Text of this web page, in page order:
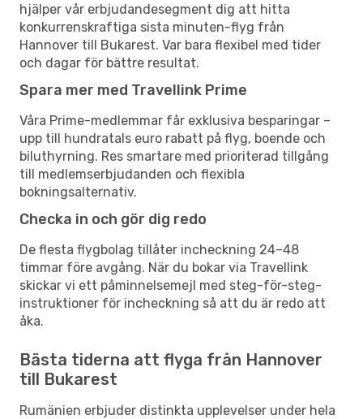
hjälper vår erbjudandesegment dig att hitta
konkurrenskraftiga sista minuten-flyg från
Hannover till Bukarest. Var bara flexibel med tider
och dagar för bättre resultat.
Spara mer med Travellink Prime
Våra Prime-medlemmar får exklusiva besparingar –
upp till hundratals euro rabatt på flyg, boende och
biluthyrning. Res smartare med prioriterad tillgång
till medlemserbjudanden och flexibla
bokningsalternativ.
Checka in och gör dig redo
De flesta flygbolag tillåter incheckning 24–48
timmar före avgång. När du bokar via Travellink
skickar vi ett påminnelsemejl med steg-för-steg-
instruktioner för incheckning så att du är redo att
åka.
Bästa tiderna att flyga från Hannover
till Bukarest
Rumänien erbjuder distinkta upplevelser under hela